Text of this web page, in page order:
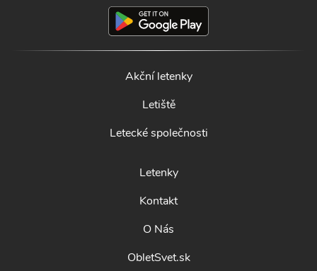
Akční letenky
Letiště
Letecké společnosti
Letenky
Kontakt
O Nás
ObletSvet.sk